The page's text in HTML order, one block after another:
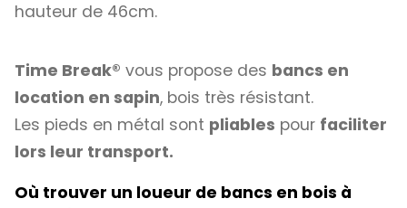
hauteur de 46cm.
Time Break® vous propose des bancs en
location en sapin, bois très résistant.
Les pieds en métal sont pliables pour faciliter
lors leur transport.
Où trouver un loueur de bancs en bois à